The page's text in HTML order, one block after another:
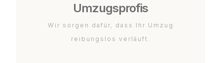
Umzugsprofis
Wir sorgen dafür, dass Ihr Umzug
reibungslos verläuft.